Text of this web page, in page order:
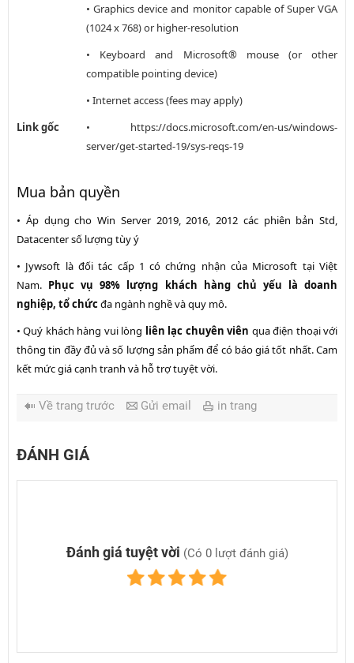
• Graphics device and monitor capable of Super VGA
(1024 x 768) or higher-resolution
• Keyboard and Microsoft® mouse (or other
compatible pointing device)
• Internet access (fees may apply)
Link gốc
• https://docs.microsoft.com/en-us/windows-
server/get-started-19/sys-reqs-19
Mua bản quyền
• Áp dụng cho Win Server 2019, 2016, 2012 các phiên bản Std,
Datacenter số lượng tùy ý
• Jywsoft là đối tác cấp 1 có chứng nhận của Microsoft tại Việt
Nam. Phục vụ 98% lượng khách hàng chủ yếu là doanh
nghiệp, tổ chứcđa ngành nghề và quy mô.
• Quý khách hàng vui lòng liên lạc chuyên viên qua điện thoại với
thông tin đầy đủ và số lượng sản phẩm để có báo giá tốt nhất. Cam
kết mức giá cạnh tranh và hỗ trợ tuyệt vời.
Về trang trước Gửi email in trang
ĐÁNH GIÁ
Đánh giá tuyệt vời (Có 0 lượt đánh giá)